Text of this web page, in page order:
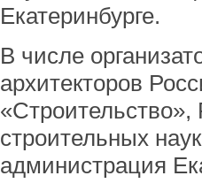
Екатеринбурге.
В числе
архитекторов
строительных
администрация